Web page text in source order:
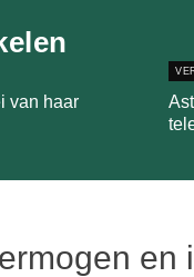
van haar
en